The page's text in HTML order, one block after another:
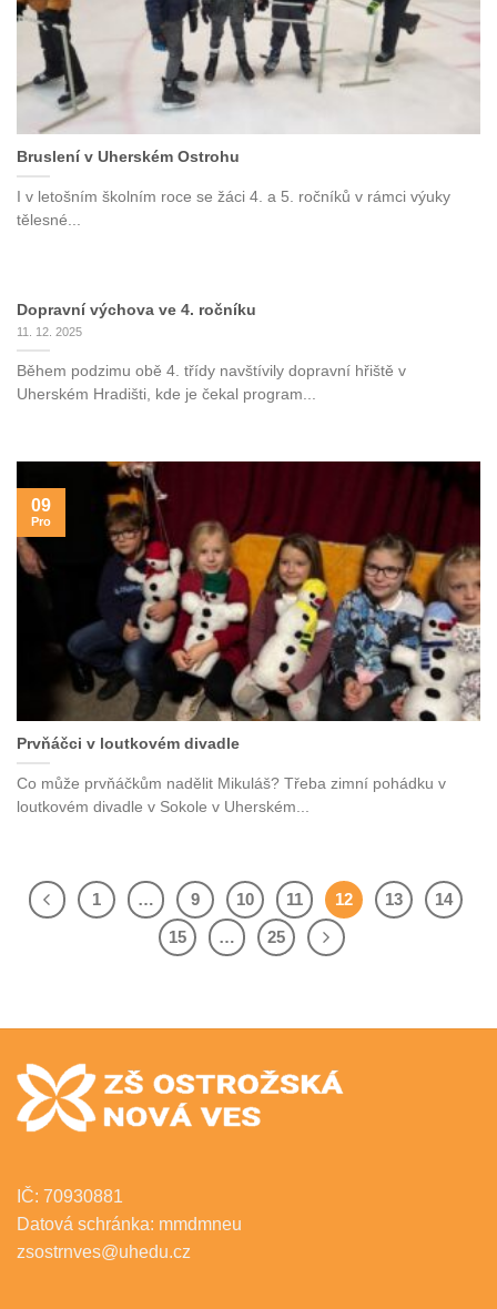
Bruslení v Uherském Ostrohu
I v letošním školním roce se žáci 4. a 5. ročníků v rámci výuky
tělesné...
Dopravní výchova ve 4. ročníku
11. 12. 2025
Během podzimu obě 4. třídy navštívily dopravní hřiště v
Uherském Hradišti, kde je čekal program...
Prvňáčci v loutkovém divadle
Co může prvňáčkům nadělit Mikuláš? Třeba zimní pohádku v
loutkovém divadle v Sokole v Uherském...
09
Pro
1 … 9 10 11 12 13
14
15
… 25
IČ: 70930881
Datová schránka: mmdmneu
zsostrnves@uhedu.cz